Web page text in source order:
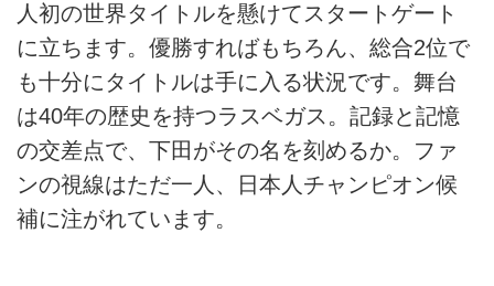
人初の世界タイトルを懸けてスタートゲート
に立ちます。優勝すればもちろん、総合2位で
も十分にタイトルは手に入る状況です。舞台
は40年の歴史を持つラスベガス。記録と記憶
の交差点で、下田がその名を刻めるか。ファ
ンの視線はただ一人、日本人チャンピオン候
補に注がれています。